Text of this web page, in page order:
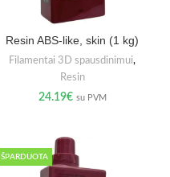
Resin ABS-like, skin (1 kg)
Filamentai 3D spausdinimui,
Resin
24.19€ su PVM
IŠPARDUOTA